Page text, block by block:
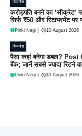
बिजनेस
करोड़पति बनने का ‘सीक्रेट’
सिर्फ ₹50 और रिटायरमेंट पर
Pinki Negi 10 August 2026
बिजनेस
पैसा कहां बनेगा डबल? Post
बैंक; जानें सबसे ज्यादा रिटर्न
Pinki Negi 10 August 2026